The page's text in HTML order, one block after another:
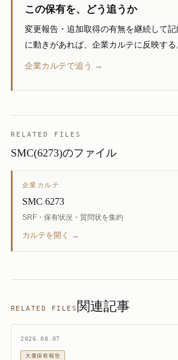
この保有を、どう追うか
変更報告・追加取得の有無を継続して
に動きがあれば、企業カルテに反映する
企業カルテで追う →
RELATED FILES
SMC(6273)のファイル
企業カルテ
SMC 6273
SRF・保有状況・質問状を集約
カルテを開く →
RELATED FILES 関連記事
2026.08.07
大量保有報告